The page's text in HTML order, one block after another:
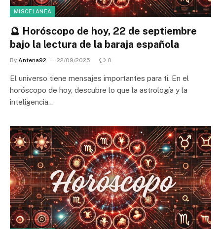
MISCELANEA
🔮 Horóscopo de hoy, 22 de septiembre
bajo la lectura de la baraja española
By Antena92 22/09/2025 0
El universo tiene mensajes importantes para ti. En el
horóscopo de hoy, descubre lo que la astrología y la
inteligencia…